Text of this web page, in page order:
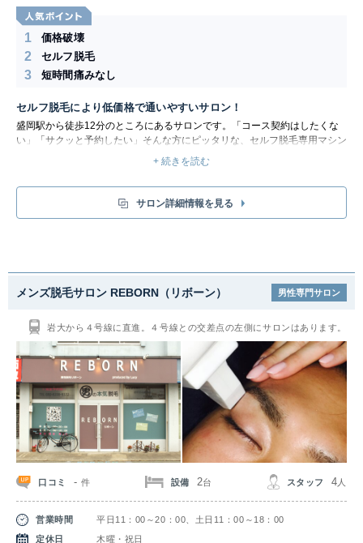
1 価格破壊
2 セルフ脱毛
3 短時間痛みなし
セルフ脱毛により低価格で通いやすいサロン！
盛岡駅から徒歩12分のところにあるサロンです。「コース契約はしたくな
い」「サクッと予約したい」そんな方にピッタリな、セルフ脱毛専用マシン
パーツも全身もOK!様々なメニューから、男女問わず美と健康のお手伝い！
丁寧なカウンセリングでお客様のご希望を叶える手軽で低価格なトータルサ
ロンとなっています。都度払いOK！当日予約もOKです。メンズブラジリア
+ 続きを読む
サロン詳細情報を見る
メンズ脱毛サロン REBORN（リボーン） 男性専門サロン
岩大から４号線に直進。４号線との交差点の左側にサロンはあります。
口コミ -件 設備 2台 スタッフ 4 人
営業時間
平日11：00～20：00、土日11：00～18：00
定休日
木曜・祝日